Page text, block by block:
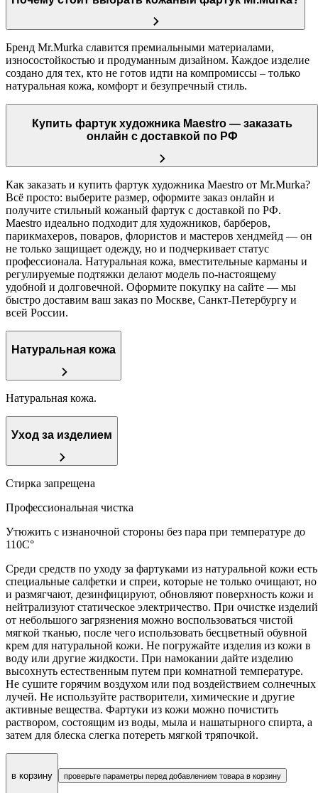
Бренд Mr.Murka славится премиальными материалами,
износостойкостью и продуманным дизайном. Каждое изделие
создано для тех, кто не готов идти на компромиссы – только
натуральная кожа, комфорт и безупречный стиль.
Купить фартук художника Maestro — заказать
онлайн с доставкой по РФ
Как заказать и купить фартук художника Maestro от Mr.Murka?
Всё просто: выберите размер, оформите заказ онлайн и
получите стильный кожаный фартук с доставкой по РФ.
Maestro идеально подходит для художников, барберов,
парикмахеров, поваров, флористов и мастеров хендмейд — он
не только защищает одежду, но и подчеркивает статус
профессионала. Натуральная кожа, вместительные карманы и
регулируемые подтяжки делают модель по-настоящему
удобной и долговечной. Оформите покупку на сайте — мы
быстро доставим ваш заказ по Москве, Санкт-Петербургу и
всей России.
Натуральная кожа
Натуральная кожа.
Уход за изделием
Стирка запрещена
Профессиональная чистка
Утюжить с изнаночной стороны без пара при температуре до
110С°
Среди средств по уходу за фартуками из натуральной кожи есть
специальные салфетки и спреи, которые не только очищают, но
и размягчают, дезинфицируют, обновляют поверхность кожи и
нейтрализуют статическое электричество. При очистке изделий
от небольшого загрязнения можно воспользоваться чистой
мягкой тканью, после чего использовать бесцветный обувной
крем для натуральной кожи. Не погружайте изделия из кожи в
воду или другие жидкости. При намокании дайте изделию
высохнуть естественным путем при комнатной температуре.
Не сушите горячим воздухом или под воздействием солнечных
лучей. Не используйте растворители, химические и другие
активные вещества. Фартуки из кожи можно почистить
раствором, состоящим из воды, мыла и нашатырного спирта, а
затем для блеска слегка потереть мягкой тряпочкой.
в корзину проверьте параметры перед добавлением товара в корзину